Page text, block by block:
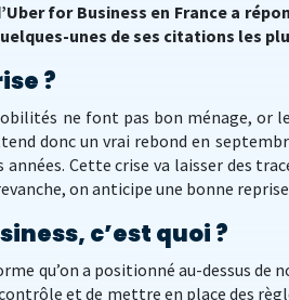
for Business en France a
unes de ses citations les
?
ne font pas bon ménage, or
donc un vrai rebond en
années. Cette crise va laisser des
on anticipe une bonne
c’est quoi ?
qu’on a positionné au-dessus
et de mettre en place des